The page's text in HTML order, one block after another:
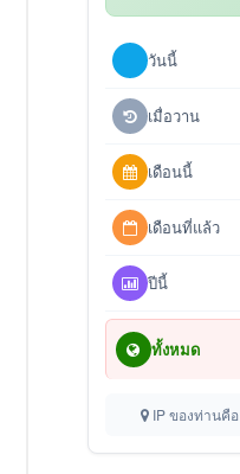
วันนี้
เมื่อวาน
เดือนนี้
เดือนที่แล้ว
ปีนี้
ทั้งหมด
IP ของท่านคือ